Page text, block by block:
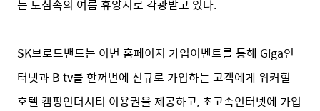
는 도심속의 여름 휴양지로 각광받고 있다.
SK브로드밴드는 이번 홈페이지 가입이벤트를 통해 Giga인
터넷과 B tv를 한꺼번에 신규로 가입하는 고객에게 워커힐
호텔 캠핑인더시티 이용권을 제공하고, 초고속인터넷에 가입